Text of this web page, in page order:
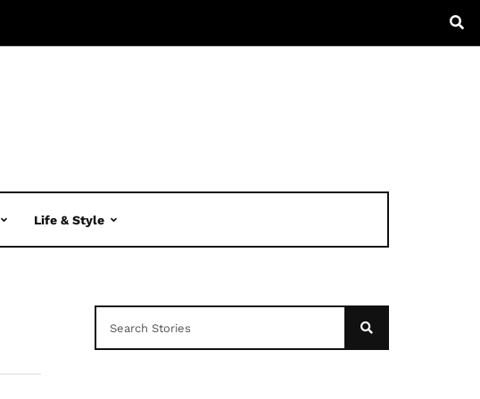
Life & Style